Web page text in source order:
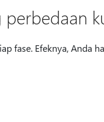
fase. Efeknya, Anda